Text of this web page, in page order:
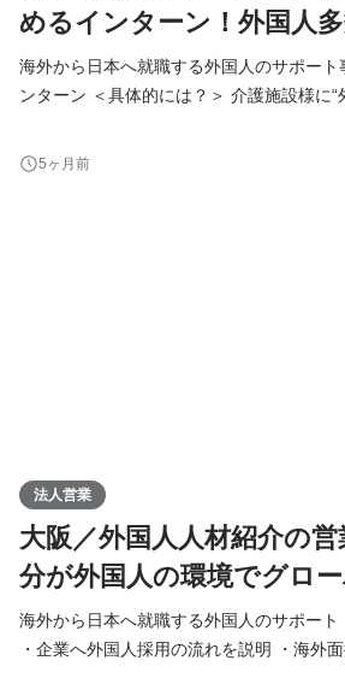
めるインターン！外国人
海外から日本へ就職する外国人のサポー
ンターン ＜具体的には？＞ 介護施設様に“外国人採用”のご案内を
らで用意します) ■アポの取得 ■慣れてきたら商談
■社内の半分は外国人で多国籍 ■雰囲気は
5ヶ月前
法人営業
大阪／外国人人材紹介の
分が外国人の環境でグロ
海外から日本へ就職する外国人のサポート ＜具体的な仕事内容＞
・企業へ外国人採用の流れを説明 ・海外